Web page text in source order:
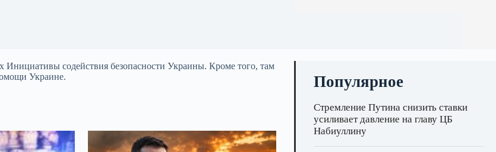
содействия безопасности Украины. Кроме того, там
Украине.
Популярное
Стремление Путина снизить ставки
усиливает давление на главу ЦБ
Набиуллину